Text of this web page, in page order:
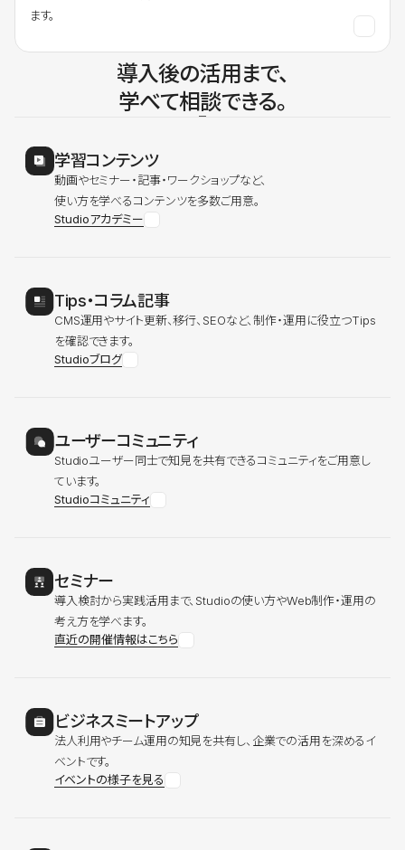
ます。
導入後の活用まで、
学べて相談できる。
学習コンテンツ
動画やセミナー・記事・ワークショップなど、
使い方を学べるコンテンツを多数ご用意。
Studioアカデミー
Tips・コラム記事
CMS運用やサイト更新、移行、SEOなど、制作・運用に役立つTips
を確認できます。
Studioブログ
ユーザーコミュニティ
Studioユーザー同士で知見を共有できるコミュニティをご用意し
ています。
Studioコミュニティ
セミナー
導入検討から実践活用まで、Studioの使い方やWeb制作・運用の
考え方を学べます。
直近の開催情報はこちら
ビジネスミートアップ
法人利用やチーム運用の知見を共有し、企業での活用を深めるイ
ベントです。
イベントの様子を見る